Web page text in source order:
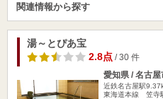
関連情報から探す
湯～とぴあ宝
2.8点/ 30 件
愛知県 / 名古屋
近鉄名古屋駅
東海道本線 笠寺